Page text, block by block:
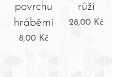
povrchu
hráběmi
8,00Kč
růží
28,00Kč